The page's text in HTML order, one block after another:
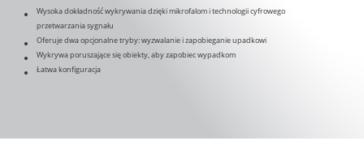
Wysoka dokładność wykrywania dzięki mikrofalom i technologii cyfrowego
przetwarzania sygnału
Oferuje dwa opcjonalne tryby: wyzwalanie i zapobieganie upadkowi
Wykrywa poruszające się obiekty, aby zapobiec wypadkom
Łatwa konfiguracja